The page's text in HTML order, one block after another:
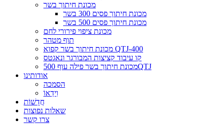
מכונת חיתוך בשר
מכונת חיתוך פסים 300 בשר
מכונת חיתוך פסים 500 בשר
מכונת ציפוי פירורי לחם
תוף מטהר
מכונת חיתוך בשר קפוא QTJ-400
קו עיבוד קציצות המבורגר ונאגטס
מכונת חיתוך בשר פילה עוף 500QTJ
אודותינו
הסמכה
וִידֵאוֹ
חֲדָשׁוֹת
שאלות נפוצות
צרו קשר